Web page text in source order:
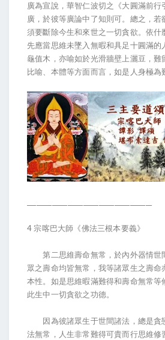
廣為宣說，華智仁波切之《大圓滿前行
廣，於彼等廣論中了知則可。總之，
須要斷除今生和來世之一切貪欲。依什
先應當思維未墜入無暇和具足十圓滿
龜值木，亦喻如於光滑牆壁上灑豆，難
比喻、本體等方面而言，如是人身極為
4 宗喀巴大師《佛法三根本要義》
第二思維壽命無常，於內外器情世
眾之壽命均皆無常，我等諸眾生之壽命
本性。如是思維暇滿難得和壽命無常等
此生中一切貪欲之功德。
因為彼諸眾生于世間諸法，總是貪
法無常，人生非常難得可貴而行思維修